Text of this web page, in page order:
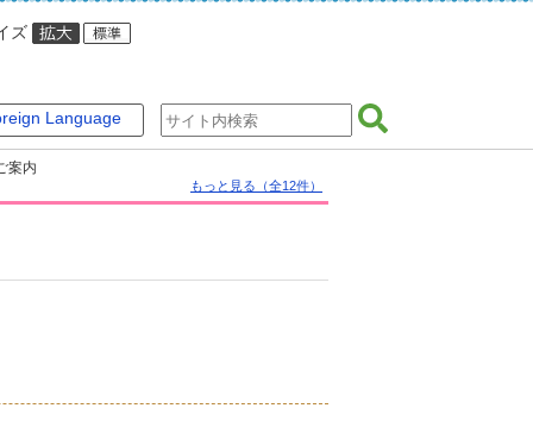
ズ
Language
案内
もっと見る（全12件）